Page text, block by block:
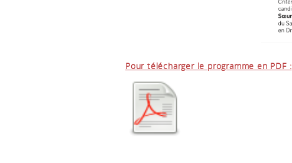
Pour télécharger le programme en PDF :